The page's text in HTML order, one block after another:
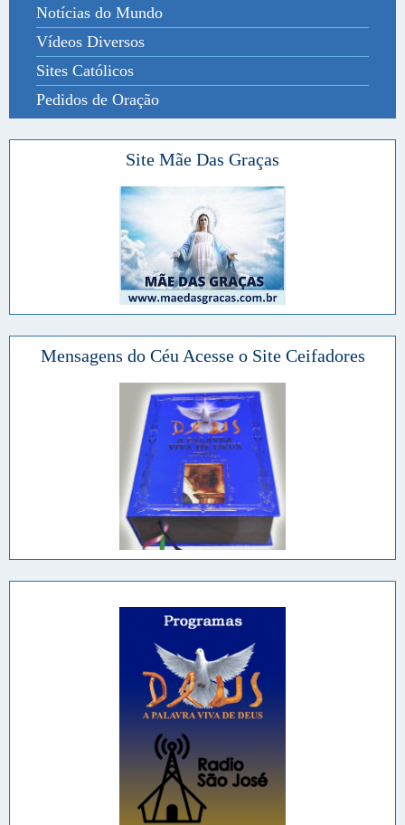
Notícias do Mundo
Vídeos Diversos
Sites Católicos
Pedidos de Oração
Site Mãe Das Graças
Mensagens do Céu Acesse o Site Ceifadores